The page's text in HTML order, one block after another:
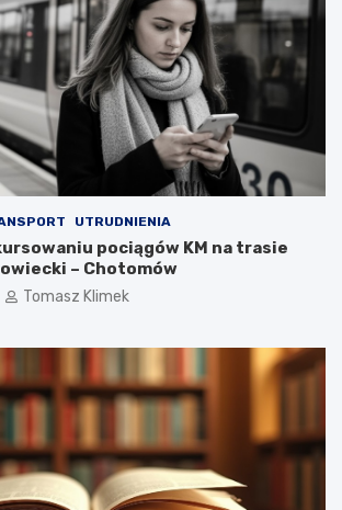
UTRUDNIENIA
pociągów KM na trasie
– Chotomów
Tomasz Klimek